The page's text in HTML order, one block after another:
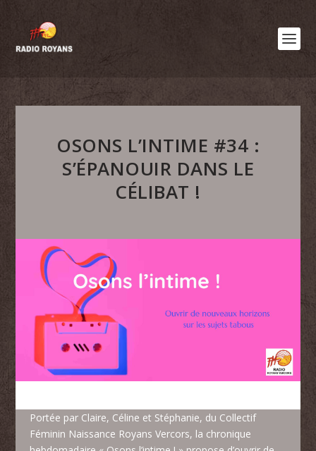
OSONS L’INTIME #34 :
S’ÉPANOUIR DANS LE
CÉLIBAT !
Portée par Claire, Céline et Stéphanie, du Collectif
Féminin Naissance Royans Vercors, la chronique